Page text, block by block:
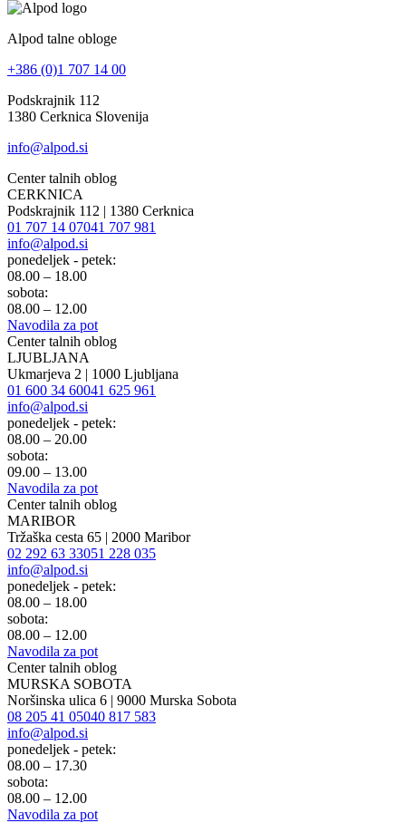
Alpod talne obloge
+386 (0)1 707 14 00
Podskrajnik 112
1380 Cerknica Slovenija
info@alpod.si
Center talnih oblog
CERKNICA
Podskrajnik 112 | 1380 Cerknica
01 707 14 07041 707 981
info@alpod.si
ponedeljek - petek:
08.00 – 18.00
sobota:
08.00 – 12.00
Navodila za pot
Center talnih oblog
LJUBLJANA
Ukmarjeva 2 | 1000 Ljubljana
01 600 34 60041 625 961
info@alpod.si
ponedeljek - petek:
08.00 – 20.00
sobota:
09.00 – 13.00
Navodila za pot
Center talnih oblog
MARIBOR
Tržaška cesta 65 | 2000 Maribor
02 292 63 33051 228 035
info@alpod.si
ponedeljek - petek:
08.00 – 18.00
sobota:
08.00 – 12.00
Navodila za pot
Center talnih oblog
MURSKA SOBOTA
Noršinska ulica 6 | 9000 Murska Sobota
08 205 41 05040 817 583
info@alpod.si
ponedeljek - petek:
08.00 – 17.30
sobota:
08.00 – 12.00
Navodila za pot